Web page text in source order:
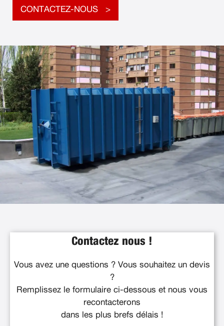
CONTACTEZ-NOUS
Contactez nous !
Vous avez une questions ? Vous souhaitez un devis
?
Remplissez le formulaire ci-dessous et nous vous
recontacterons
dans les plus brefs délais !